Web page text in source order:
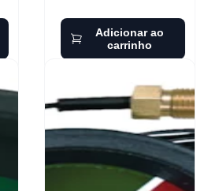
Adicionar ao
carrinho